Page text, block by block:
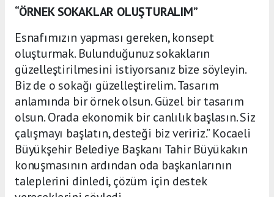
“ÖRNEK SOKAKLAR OLUŞTURALIM”
Esnafımızın yapması gereken, konsept
oluşturmak. Bulunduğunuz sokakların
güzelleştirilmesini istiyorsanız bize söyleyin.
Biz de o sokağı güzelleştirelim. Tasarım
anlamında bir örnek olsun. Güzel bir tasarım
olsun. Orada ekonomik bir canlılık başlasın. Siz
çalışmayı başlatın, desteği biz veririz.” Kocaeli
Büyükşehir Belediye Başkanı Tahir Büyükakın
konuşmasının ardından oda başkanlarının
taleplerini dinledi, çözüm için destek